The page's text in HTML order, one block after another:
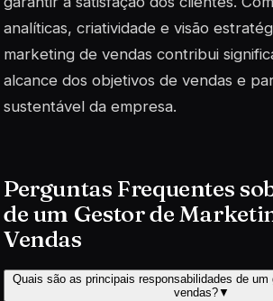
analíticas, criatividade e visão
marketing de vendas contribui
alcance dos objetivos de vendas e
sustentável da empresa.
Perguntas Frequentes
de um Gestor de
Vendas
Quais são as principais responsabilidades de um
vendas?▼